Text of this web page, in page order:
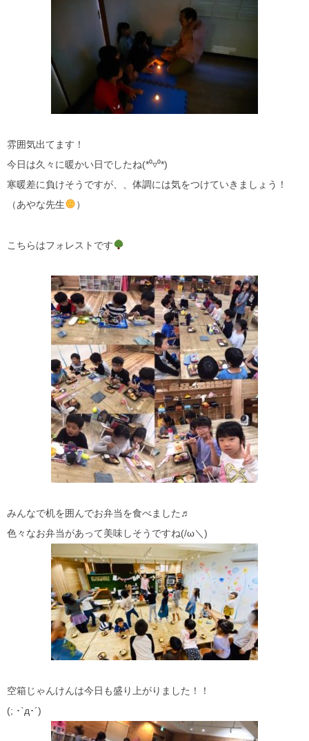
雰囲気出てます！
今日は久々に暖かい日でしたね(*⁰▿⁰*)
寒暖差に負けそうですが、、体調には気をつけていきましょう！
（あやな先生
）
こちらはフォレストです
みんなで机を囲んでお弁当を食べました♬
色々なお弁当があって美味しそうですね(/ω＼)
空箱じゃんけんは今日も盛り上がりました！！
(; ･`д･´)